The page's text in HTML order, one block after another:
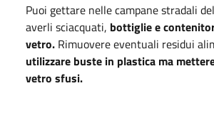
Puoi gettare nelle campane stradali
averli sciacquati, bottiglie e
vetro. Rimuovere eventuali residui
utilizzare buste in plastica ma
vetro sfusi.